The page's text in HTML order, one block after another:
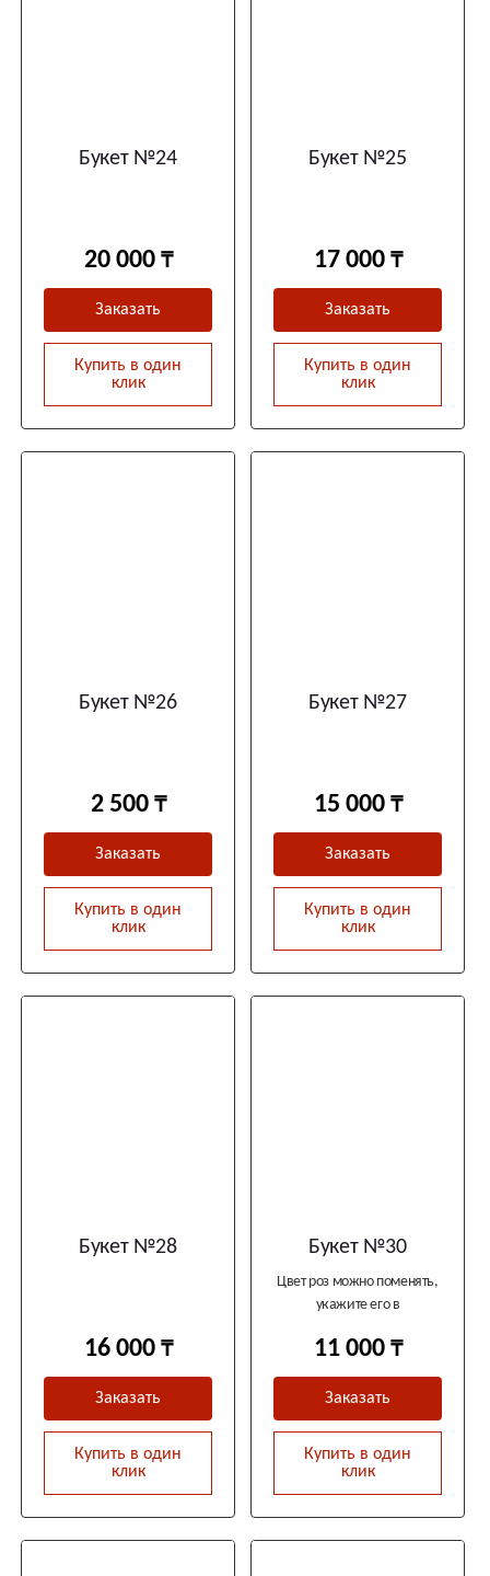
Букет №24
20 000
Заказать
Купить в один
клик
Букет №25
17 000
Заказать
Купить в один
клик
Букет №26
2 500
Заказать
Купить в один
клик
Букет №27
15 000
Заказать
Купить в один
клик
Букет №28
16 000
Заказать
Купить в один
клик
Букет №30
Цвет роз можно поменять,
укажите его в
11 000
Заказать
Купить в один
клик